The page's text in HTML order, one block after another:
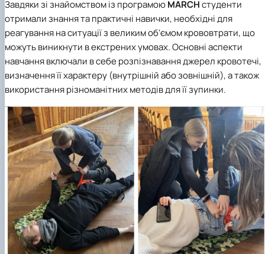
Завдяки зі знайомством із програмоюMARCHстуденти
отримали знання та практичні навички, необхідні для
реагування на ситуації з великим об'ємом крововтрати, що
можуть виникнути в екстрених умовах. Основні аспекти
навчання включали в себе розпізнавання джерел кровотечі,
визначення її характеру (внутрішній або зовнішній), а також
використання різноманітних методів для її зупинки.